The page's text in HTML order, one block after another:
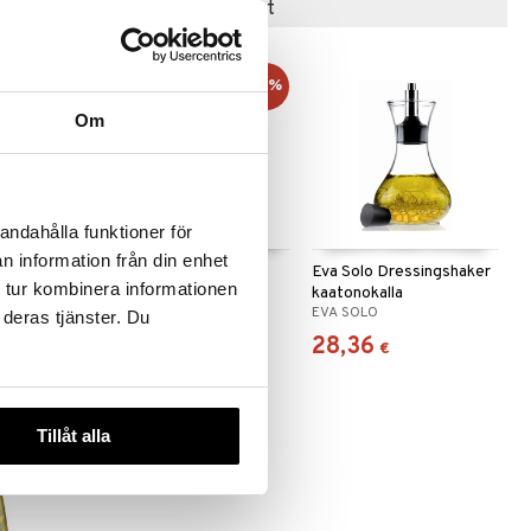
Om
funktioner för
information från din enhet
kombinera informationen
tjänster. Du
Tillåt alla
Suositut tuotteet
Dian Dippikulhot 6 kpl
DORRE
-8%
Eva Solo Dressingshaker
kaatonokalla
EVA SOLO
28,36 €